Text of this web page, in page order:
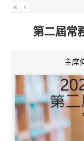
« ‹
第二屆常
主席